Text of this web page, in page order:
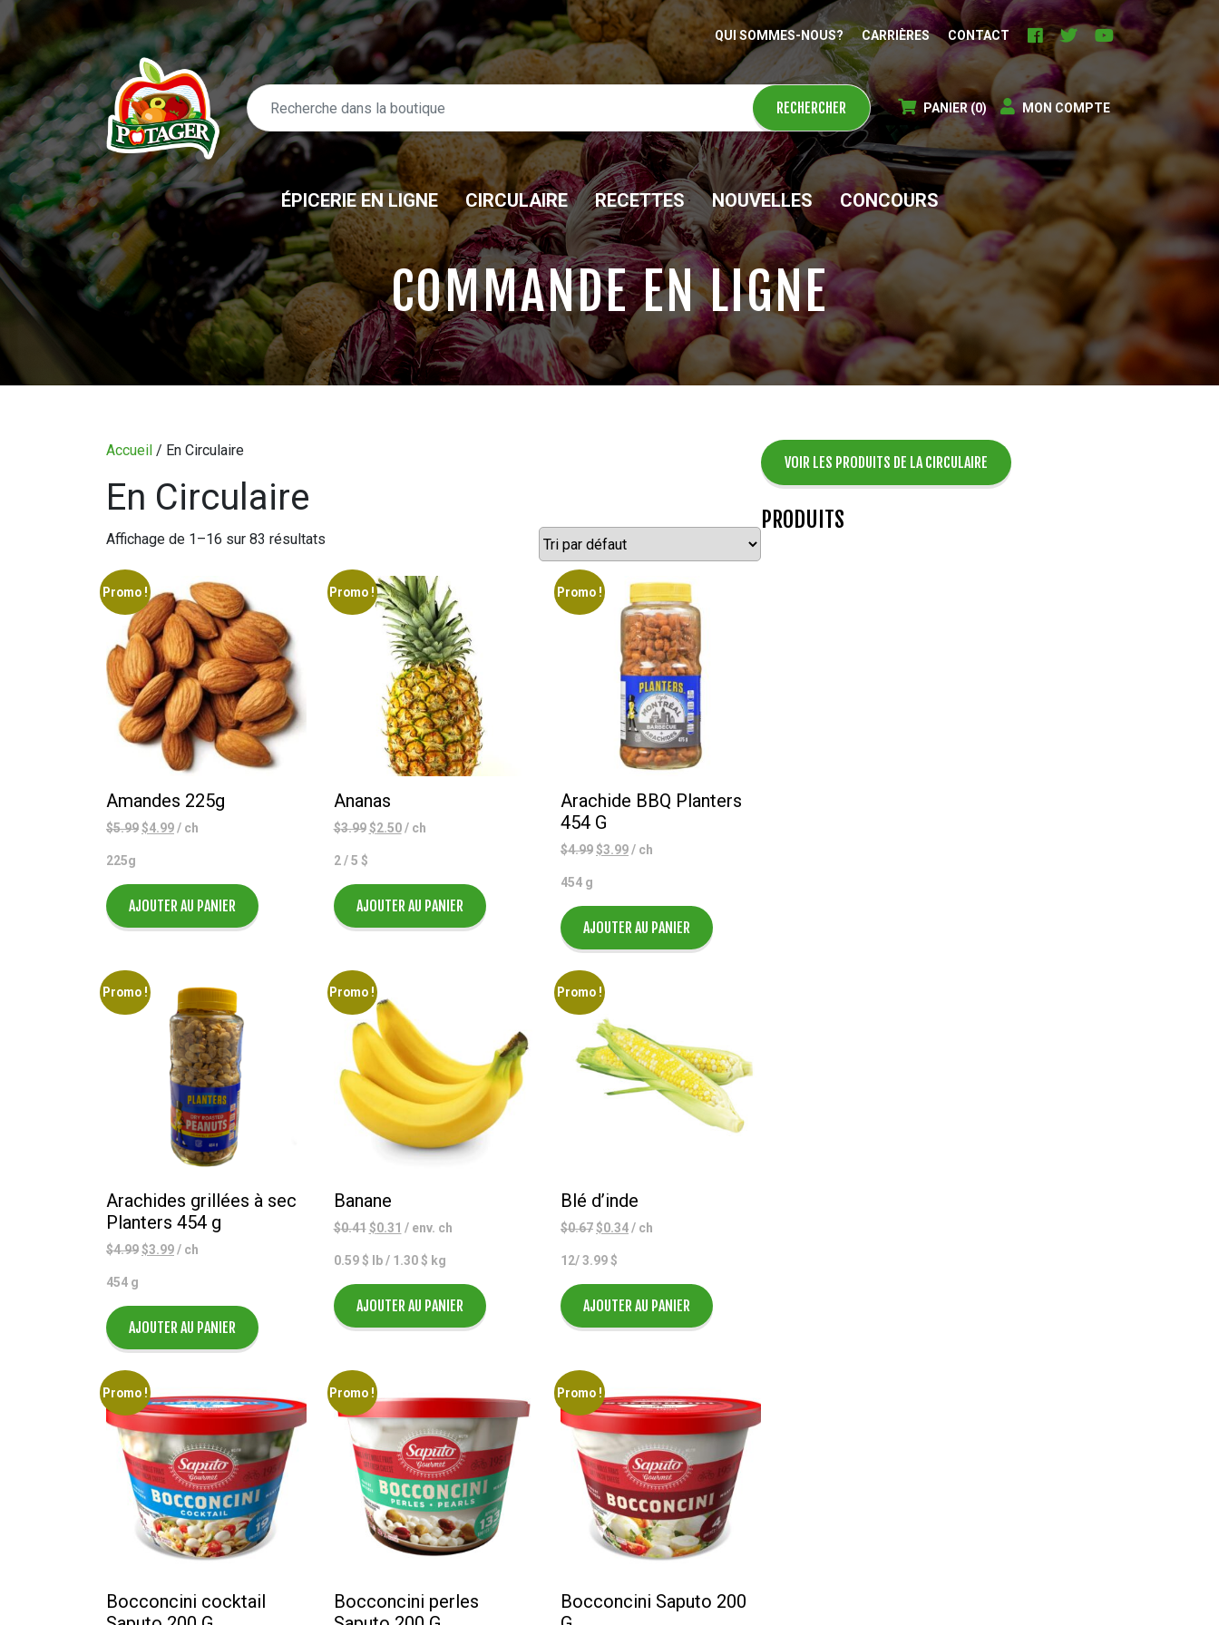
QUI SOMMES-NOUS? CARRIÈRES CONTACT
PANIER (0) MON COMPTE
ÉPICERIE EN LIGNE CIRCULAIRE RECETTES NOUVELLES CONCOURS
COMMANDE EN LIGNE
Accueil / En Circulaire
En Circulaire
Affichage de 1–16 sur 83 résultats
Promo !
Amandes 225g
$5.99Le
était :
$5.99.
$4.99Le
est :
$4.99.
/ ch
225g
AJOUTER AU PANIER
Promo !
Ananas
$3.99 Le
était :
$3.99.
$2.50Le
est :
$2.50.
/ ch
2 / 5 $
AJOUTER AU PANIER
Promo !
Arachide BBQ Planters
454 G
$4.99Le
était :
$4.99.
$3.99Le
est :
$3.99.
/ ch
454 g
AJOUTER AU PANIER
Promo !
Arachides grillées à sec
Planters 454 g
$4.99Le
était :
$4.99.
$3.99Le
est :
$3.99.
/ ch
454 g
AJOUTER AU PANIER
Promo !
Banane
$0.41 Le
initial
était :
$0.41.
$0.31 Le
actuel
est :
$0.31.
/ env. ch
0.59 $ lb / 1.30 $ kg
AJOUTER AU PANIER
Promo !
Blé d’inde
$0.67Le
initial
était :
$0.67.
$0.34Le
est :
$0.34.
/ ch
12/ 3.99 $
AJOUTER AU PANIER
Promo !
Bocconcini cocktail
Promo !
Bocconcini perles
Promo !
Bocconcini Saputo 200
VOIR LES PRODUITS DE LA CIRCULAIRE
PRODUITS